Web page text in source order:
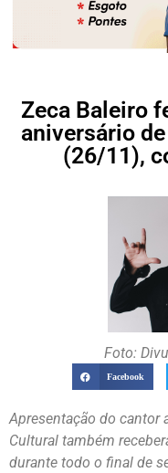
Zeca Baleiro
aniversário
(26/11),
Foto:
Facebook
Apresentação do cantor
Cultural também
durante todo o final de